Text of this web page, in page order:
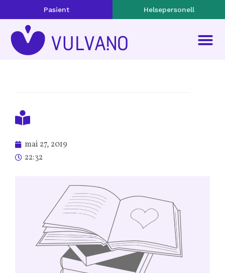
Pasient Helsepersonell
mai 27, 2019
22:32